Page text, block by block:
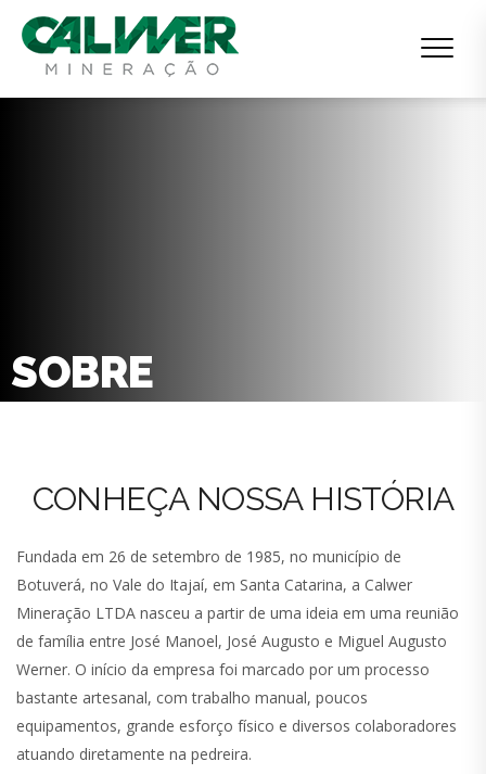
SOBRE
CONHEÇA NOSSA HISTÓRIA
Fundada em 26 de setembro de 1985, no município de
Botuverá, no Vale do Itajaí, em Santa Catarina, a Calwer
Mineração LTDA nasceu a partir de uma ideia em uma reunião
de família entre José Manoel, José Augusto e Miguel Augusto
Werner. O início da empresa foi marcado por um processo
bastante artesanal, com trabalho manual, poucos
equipamentos, grande esforço físico e diversos colaboradores
atuando diretamente na pedreira.